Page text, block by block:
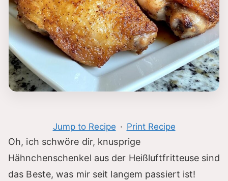
Jump to Recipe · Print Recipe
Oh, ich schwöre dir, knusprige
Hähnchenschenkel aus der Heißluftfritteuse sind
das Beste, was mir seit langem passiert ist!